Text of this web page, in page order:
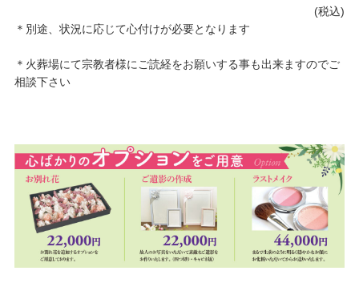
(税込)
＊別途、状況に応じて心付けが必要となります
＊火葬場にて宗教者様にご読経をお願いする事も出来ますのでご
相談下さい